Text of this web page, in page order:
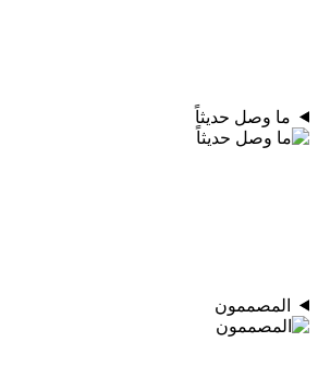
ما وصل حديثاً
المصممون